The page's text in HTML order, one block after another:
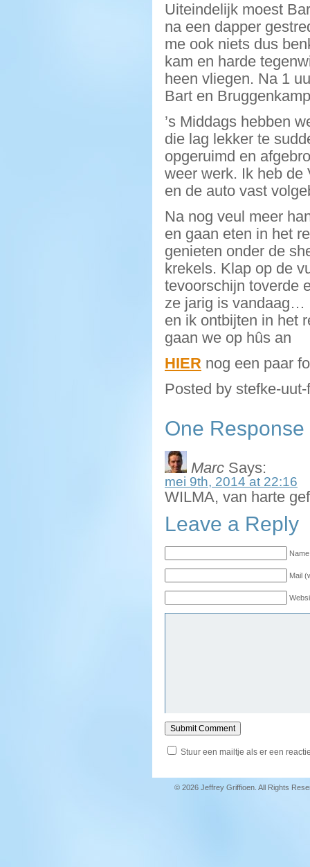
Uiteindelijk moest
na een dapper
me ook niets dus
kam en harde
heen vliegen. Na 1
Bart en
’s Middags hebben
die lag lekker te
opgeruimd en
weer werk. Ik heb de
en de auto vast
Na nog veul meer
en gaan eten in het
genieten onder de
krekels. Klap op de
tevoorschijn toverde
ze jarig is
en ik ontbijten in het
gaan we op hûs an
HIER nog een paar
Posted by stefke-
One Response
Marc Says:
mei 9th, 2014 at 22:16
WILMA, van harte
Leave a Reply
Mail
Stuur een mailtje als er een
© 2026 Jeffrey Griffioen. All Rights